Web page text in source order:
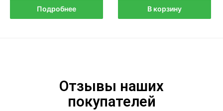
Подробнее В корзину
Отзывы наших
покупателей